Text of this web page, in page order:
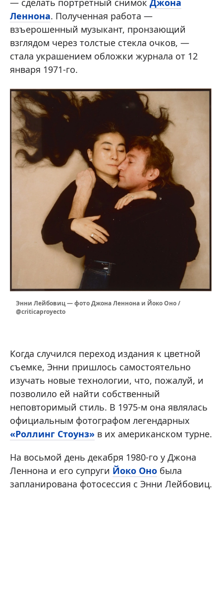
— сделать портретный снимок Джона
Леннона. Полученная работа —
взъерошенный музыкант, пронзающий
взглядом через толстые стекла очков, —
стала украшением обложки журнала от 12
января 1971-го.
Энни Лейбовиц — фото Джона Леннона и Йоко Оно /
@criticaproyecto
Когда случился переход издания к цветной
съемке, Энни пришлось самостоятельно
изучать новые технологии, что, пожалуй, и
позволило ей найти собственный
неповторимый стиль. В 1975-м она являлась
официальным фотографом легендарных
«Роллинг Стоунз» в их американском турне.
На восьмой день декабря 1980-го у Джона
Леннона и его супруги Йоко Оно была
запланирована фотосессия с Энни Лейбовиц.